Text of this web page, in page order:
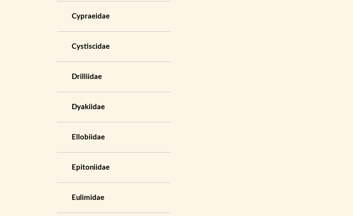
Cypraeidae
Cystiscidae
Drilliidae
Dyakiidae
Ellobiidae
Epitoniidae
Eulimidae